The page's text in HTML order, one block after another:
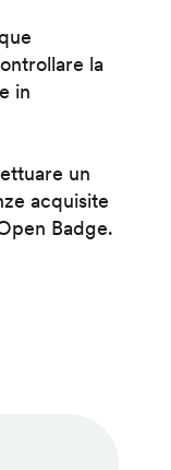
la
in
un
acquisite
Badge.